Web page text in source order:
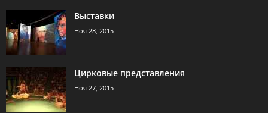
Выставки
Ноя 28, 2015
Цирковые представления
Ноя 27, 2015